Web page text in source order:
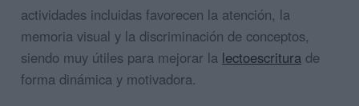
actividades incluidas favorecen la atención, la
memoria visual y la discriminación de conceptos,
siendo muy útiles para mejorar la lectoescritura de
forma dinámica y motivadora.